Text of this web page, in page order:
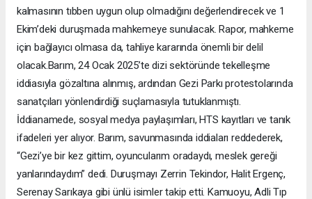
kalmasının tıbben uygun olup olmadığını değerlendirecek ve 1
Ekim’deki duruşmada mahkemeye sunulacak. Rapor, mahkeme
için bağlayıcı olmasa da, tahliye kararında önemli bir delil
olacak.Barım, 24 Ocak 2025’te dizi sektöründe tekelleşme
iddiasıyla gözaltına alınmış, ardından Gezi Parkı protestolarında
sanatçıları yönlendirdiği suçlamasıyla tutuklanmıştı.
İddianamede, sosyal medya paylaşımları, HTS kayıtları ve tanık
ifadeleri yer alıyor. Barım, savunmasında iddiaları reddederek,
“Gezi’ye bir kez gittim, oyuncularım oradaydı, meslek gereği
yanlarındaydım” dedi. Duruşmayı Zerrin Tekindor, Halit Ergenç,
Serenay Sarıkaya gibi ünlü isimler takip etti. Kamuoyu, Adli Tıp